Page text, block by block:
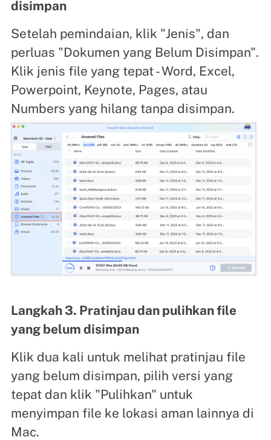
disimpan
Setelah pemindaian, klik "Jenis", dan
perluas "Dokumen yang Belum Disimpan".
Klik jenis file yang tepat - Word, Excel,
Powerpoint, Keynote, Pages, atau
Numbers yang hilang tanpa disimpan.
Langkah 3. Pratinjau dan pulihkan file
yang belum disimpan
Klik dua kali untuk melihat pratinjau file
yang belum disimpan, pilih versi yang
tepat dan klik "Pulihkan" untuk
menyimpan file ke lokasi aman lainnya di
Mac.